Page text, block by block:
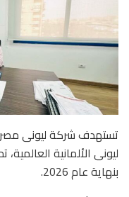
تستهدف شركة ليونى مصر
بنهاية عام 2026.